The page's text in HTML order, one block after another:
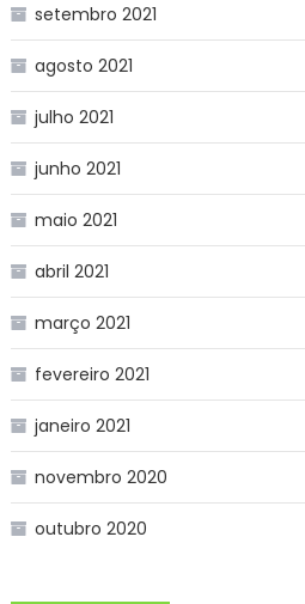
setembro 2021
agosto 2021
julho 2021
junho 2021
maio 2021
abril 2021
março 2021
fevereiro 2021
janeiro 2021
novembro 2020
outubro 2020